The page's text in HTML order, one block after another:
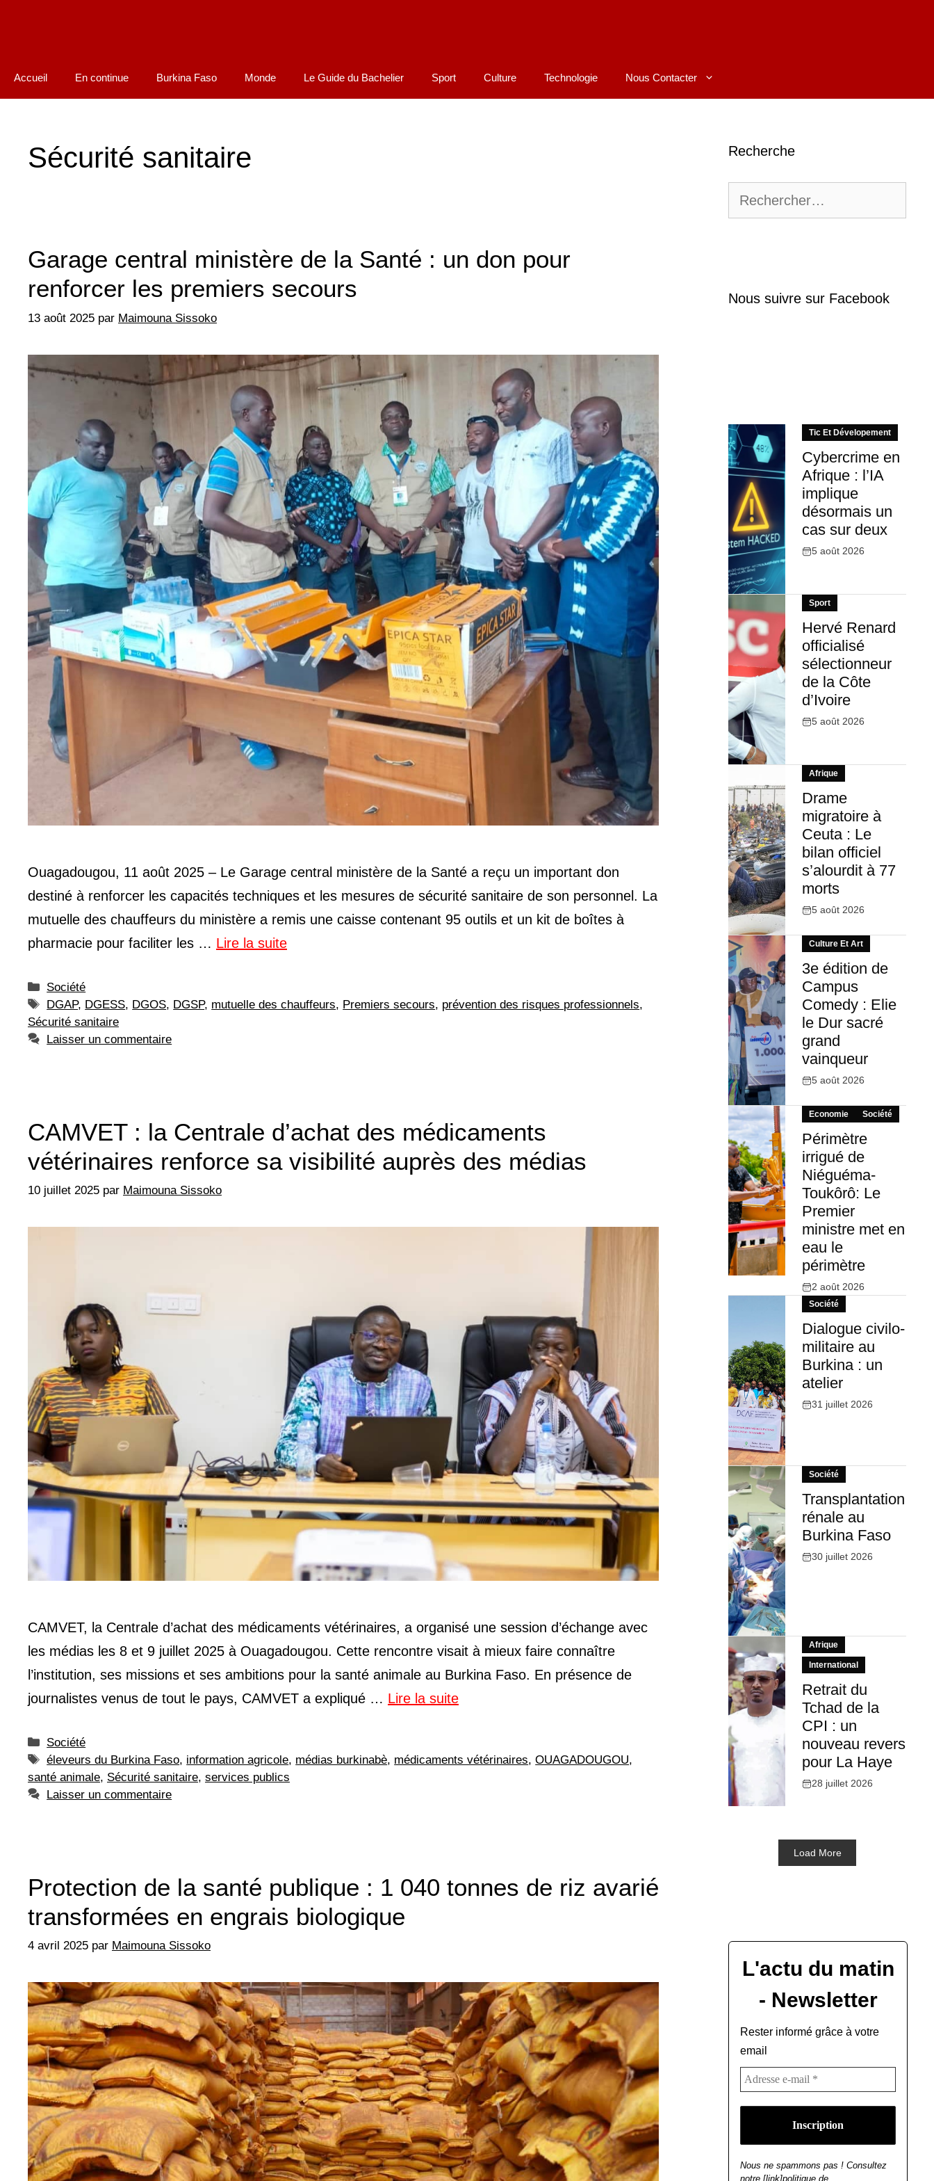
Accueil En continue Burkina Faso Monde Le Guide du Bachelier Sport Culture Technologie Nous Contacter
Sécurité sanitaire
Garage central ministère de la Santé : un don pour
renforcer les premiers secours
13 août 2025 par Maimouna Sissoko
Ouagadougou, 11 août 2025 – Le Garage central ministère de la Santé a reçu un important don
destiné à renforcer les capacités techniques et les mesures de sécurité sanitaire de son personnel. La
mutuelle des chauffeurs du ministère a remis une caisse contenant 95 outils et un kit de boîtes à
pharmacie pour faciliter les … Lire la suite
Catégories
Société
Étiquettes
DGAP, DGESS, DGOS, DGSP, mutuelle des chauffeurs, Premiers secours, prévention des risques professionnels,
Sécurité sanitaire
Laisser un commentaire
CAMVET : la Centrale d’achat des médicaments
vétérinaires renforce sa visibilité auprès des médias
10 juillet 2025 par Maimouna Sissoko
CAMVET, la Centrale d’achat des médicaments vétérinaires, a organisé une session d’échange avec
les médias les 8 et 9 juillet 2025 à Ouagadougou. Cette rencontre visait à mieux faire connaître
l’institution, ses missions et ses ambitions pour la santé animale au Burkina Faso. En présence de
journalistes venus de tout le pays, CAMVET a expliqué … Lire la suite
Catégories
Société
Étiquettes
éleveurs du Burkina Faso, information agricole, médias burkinabè, médicaments vétérinaires,OUAGADOUGOU,
santé animale, Sécurité sanitaire, services publics
Laisser un commentaire
Protection de la santé publique : 1 040 tonnes de riz avarié
transformées en engrais biologique
4 avril 2025 par Maimouna Sissoko
Recherche
Nous suivre sur Facebook
Tic Et Dévelopement
Cybercrime en
Afrique : l’IA
implique
désormais un
cas sur deux
5 août 2026
Sport
Hervé Renard
officialisé
sélectionneur
de la Côte
d’Ivoire
5 août 2026
Afrique
Drame
migratoire à
Ceuta : Le
bilan officiel
s’alourdit à 77
morts
5 août 2026
Culture Et Art
3e édition de
Campus
Comedy : Elie
le Dur sacré
grand
vainqueur
5 août 2026
Economie Société
Périmètre
irrigué de
Niéguéma-
Toukôrô: Le
Premier
ministre met en
eau le
périmètre
2 août 2026
Société
Dialogue civilo-
militaire au
Burkina : un
atelier
31 juillet 2026
Société
Transplantation
rénale au
Burkina Faso
30 juillet 2026
Afrique
International
Retrait du
Tchad de la
CPI : un
nouveau revers
pour La Haye
28 juillet 2026
Load More
L'actu du matin
- Newsletter
Rester informé grâce à votre
email
Nous ne spammons pas ! Consultez
notre [link]politique de